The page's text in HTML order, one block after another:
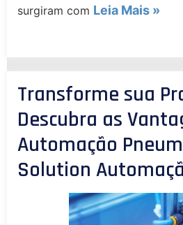
surgiram com Leia Mais »
Transforme sua
Descubra as
Automação
Solution